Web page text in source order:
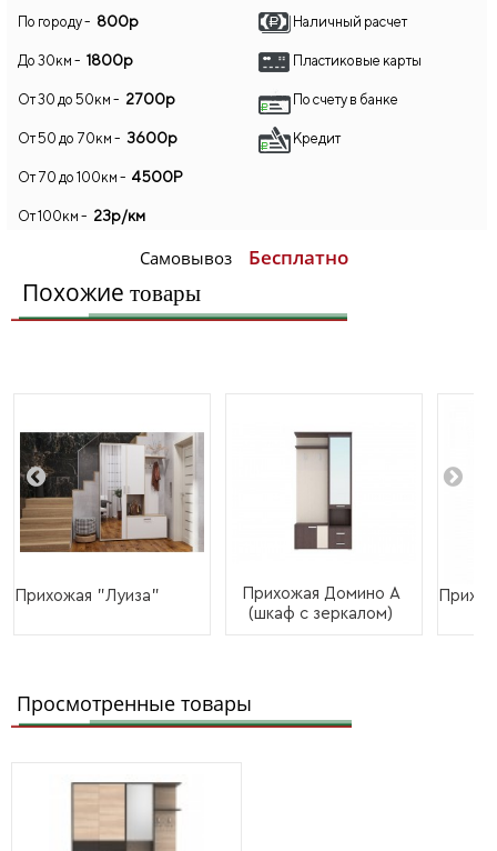
По городу - 800р
До 30км - 1800р
От 30 до 50км - 2700р
От 50 до 70км - 3600р
От 70 до 100км - 4500Р
От 100км - 23р/км
Самовывоз Бесплатно
Наличный расчет
Пластиковые карты
По счету в банке
Кредит
Похожие товары
Прихожая "Луиза"
Прихожая Домино А
(шкаф с зеркалом)
Просмотренные товары